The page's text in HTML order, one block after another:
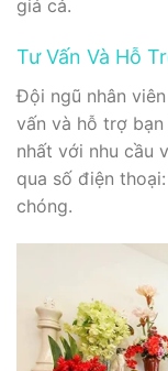
giá cả.
Tư Vấn Và Hỗ
Đội ngũ nhân
vấn và hỗ trợ
nhất với nhu cầu
qua số điện
chóng.